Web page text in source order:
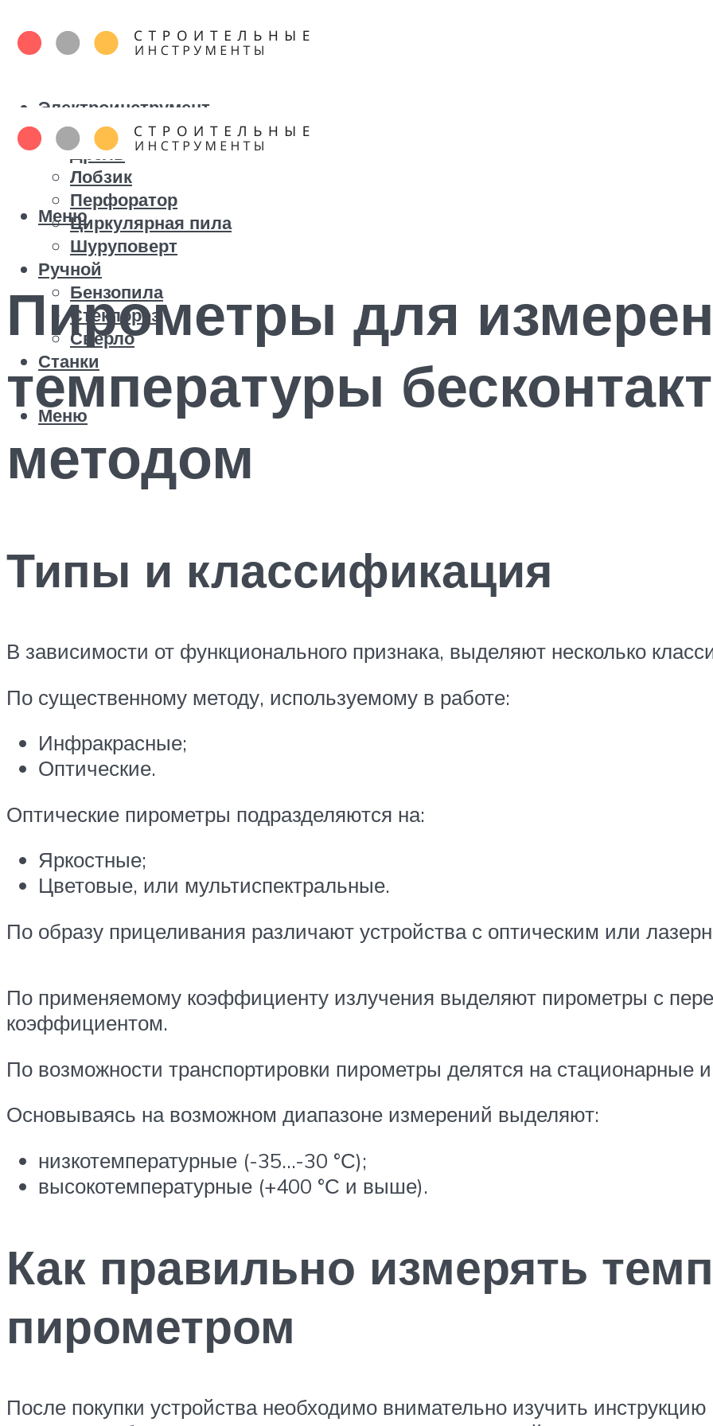
Электроинструмент
Болгарка
Дрель
Лобзик
Перфоратор
Циркулярная пила
Шуруповерт
Ручной
Бензопила
Стеклорез
Сверло
Станки
Меню
Меню
Пирометры для
температуры
методом
Типы и классификация
В зависимости от функционального признака, выделяют несколько
По существенному методу, используемому в работе:
Инфракрасные;
Оптические.
Оптические пирометры подразделяются на:
Яркостные;
Цветовые, или мультиспектральные.
По образу прицеливания различают устройства с оптическим или
По применяемому коэффициенту излучения выделяют пирометры с
коэффициентом.
По возможности транспортировки пирометры делятся на стационарные
Основываясь на возможном диапазоне измерений выделяют:
низкотемпературные (-35…-30 °С);
высокотемпературные (+400 °С и выше).
Как правильно измерять
пирометром
После покупки устройства необходимо внимательно изучить